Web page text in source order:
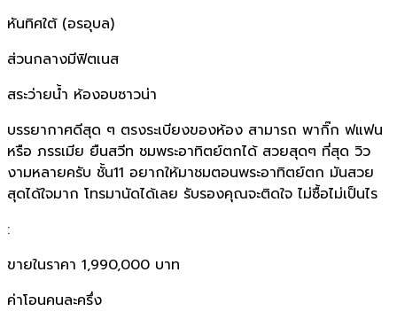
หันทิศใต้ (อรอุบล)
ส่วนกลางมีฟิตเนส
สระว่ายน้ำ ห้องอบซาวน่า
บรรยากาศดีสุด ๆ ตรงระเบียงของห้อง สามารถ พากิ๊ก ฟแฟน
หรือ ภรรเมีย ยืนสวีท ชมพระอาทิตย์ตกได้ สวยสุดๆ ที่สุด วิว
งามหลายครับ ชั้น11 อยากให้มาชมตอนพระอาทิตย์ตก มันสวย
สุดได้ใจมาก โทรมานัดได้เลย รับรองคุณจะติดใจ ไม่ซื้อไม่เป็นไร
:
ขายในราคา 1,990,000 บาท
ค่าโอนคนละครึ่ง